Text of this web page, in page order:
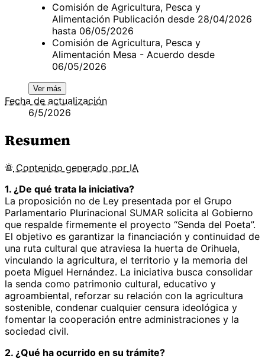
Comisión de Agricultura, Pesca y
Alimentación Publicación desde 28/04/2026
hasta 06/05/2026
Comisión de Agricultura, Pesca y
Alimentación Mesa - Acuerdo desde
06/05/2026
Ver más
Fecha de actualización
6/5/2026
Resumen
Contenido generado por IA
1. ¿De qué trata la iniciativa?
La proposición no de Ley presentada por el Grupo
Parlamentario Plurinacional SUMAR solicita al Gobierno
que respalde firmemente el proyecto “Senda del Poeta”.
El objetivo es garantizar la financiación y continuidad de
una ruta cultural que atraviesa la huerta de Orihuela,
vinculando la agricultura, el territorio y la memoria del
poeta Miguel Hernández. La iniciativa busca consolidar
la senda como patrimonio cultural, educativo y
agroambiental, reforzar su relación con la agricultura
sostenible, condenar cualquier censura ideológica y
fomentar la cooperación entre administraciones y la
sociedad civil.
2. ¿Qué ha ocurrido en su trámite?